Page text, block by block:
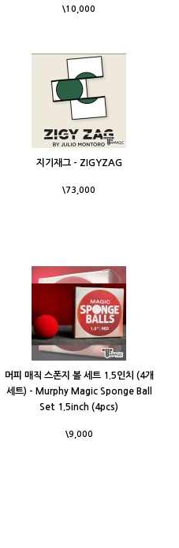
\10,000
지기재그 - ZIGYZAG
\73,000
머피 매직 스폰지 볼 세트 1.5인치 (4개
세트) - Murphy Magic Sponge Ball
Set 1.5inch (4pcs)
\9,000